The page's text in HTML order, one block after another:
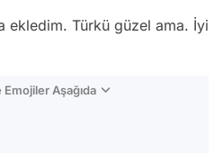
ekledim. Türkü güzel ama. İyi
Aşağıda